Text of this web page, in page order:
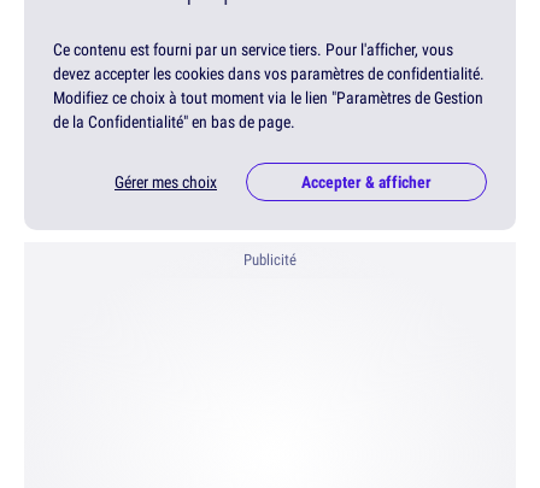
Ce contenu est fourni par un service tiers. Pour l'afficher, vous
devez accepter les cookies dans vos paramètres de confidentialité.
Modifiez ce choix à tout moment via le lien "Paramètres de Gestion
de la Confidentialité" en bas de page.
Gérer mes choix Accepter & afficher
Publicité